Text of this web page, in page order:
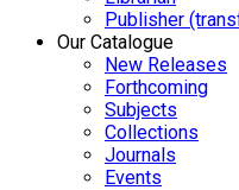
Publisher
Our Catalogue
New Releases
Forthcoming
Subjects
Collections
Journals
Events